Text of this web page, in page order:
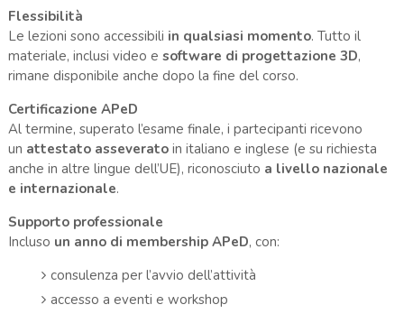
Flessibilità
Le lezioni sono accessibili in qualsiasi momento. Tutto il
materiale, inclusi video e software di progettazione 3D,
rimane disponibile anche dopo la fine del corso.
Certificazione APeD
Al termine, superato l’esame finale, i partecipanti ricevono
un attestato asseverato in italiano e inglese (e su richiesta
anche in altre lingue dell’UE), riconosciuto a livello nazionale
e internazionale.
Supporto professionale
Incluso un anno di membership APeD, con:
consulenza per l’avvio dell’attività
accesso a eventi e workshop